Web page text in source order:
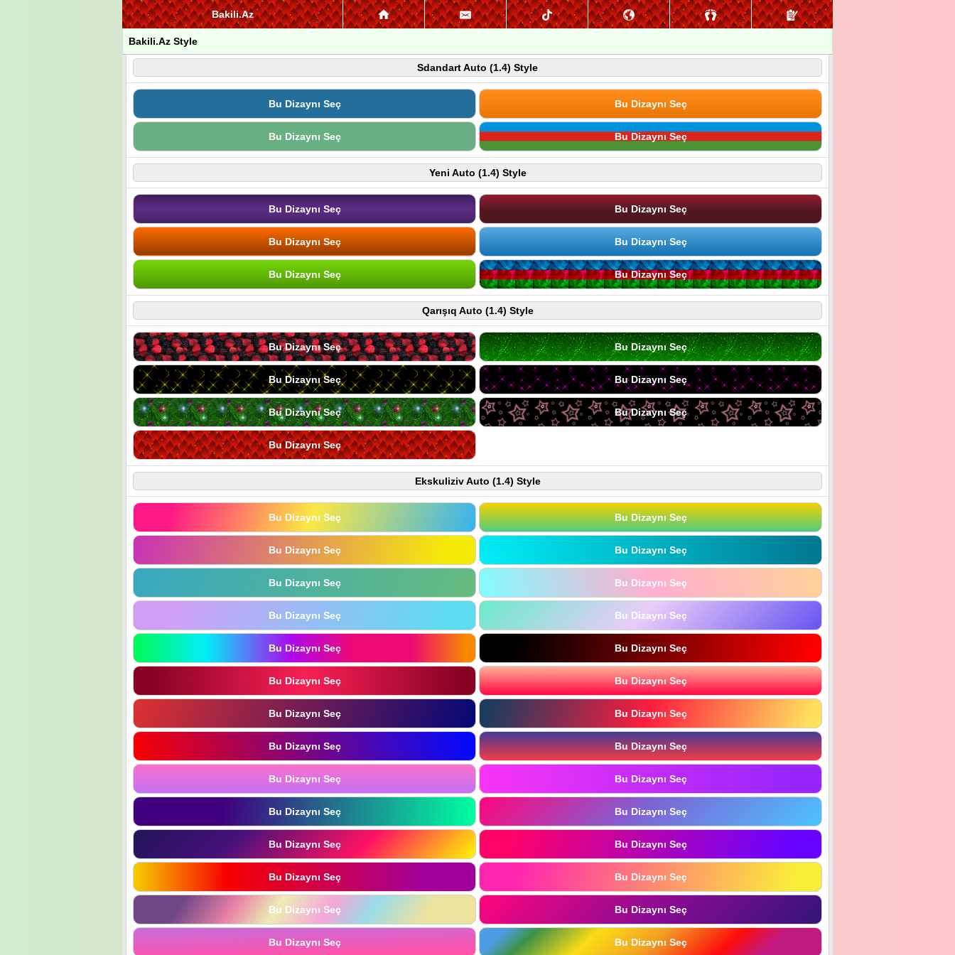
Bakili.Az
Bakili.Az Style
Sdandart Auto (1.4) Style
Bu Dizaynı Seç Bu Dizaynı Seç
Bu Dizaynı Seç Bu Dizaynı Seç
Yeni Auto (1.4) Style
Bu Dizaynı Seç Bu Dizaynı Seç
Bu Dizaynı Seç Bu Dizaynı Seç
Bu Dizaynı Seç Bu Dizaynı Seç
Qarışıq Auto (1.4) Style
Bu Dizaynı Seç Bu Dizaynı Seç
Bu Dizaynı Seç Bu Dizaynı Seç
Bu Dizaynı Seç Bu Dizaynı Seç
Bu Dizaynı Seç
Ekskuliziv Auto (1.4) Style
Bu Dizaynı Seç Bu Dizaynı Seç
Bu Dizaynı Seç Bu Dizaynı Seç
Bu Dizaynı Seç Bu Dizaynı Seç
Bu Dizaynı Seç Bu Dizaynı Seç
Bu Dizaynı Seç Bu Dizaynı Seç
Bu Dizaynı Seç Bu Dizaynı Seç
Bu Dizaynı Seç Bu Dizaynı Seç
Bu Dizaynı Seç Bu Dizaynı Seç
Bu Dizaynı Seç Bu Dizaynı Seç
Bu Dizaynı Seç Bu Dizaynı Seç
Bu Dizaynı Seç Bu Dizaynı Seç
Bu Dizaynı Seç Bu Dizaynı Seç
Bu Dizaynı Seç Bu Dizaynı Seç
Bu Dizaynı Seç Bu Dizaynı Seç